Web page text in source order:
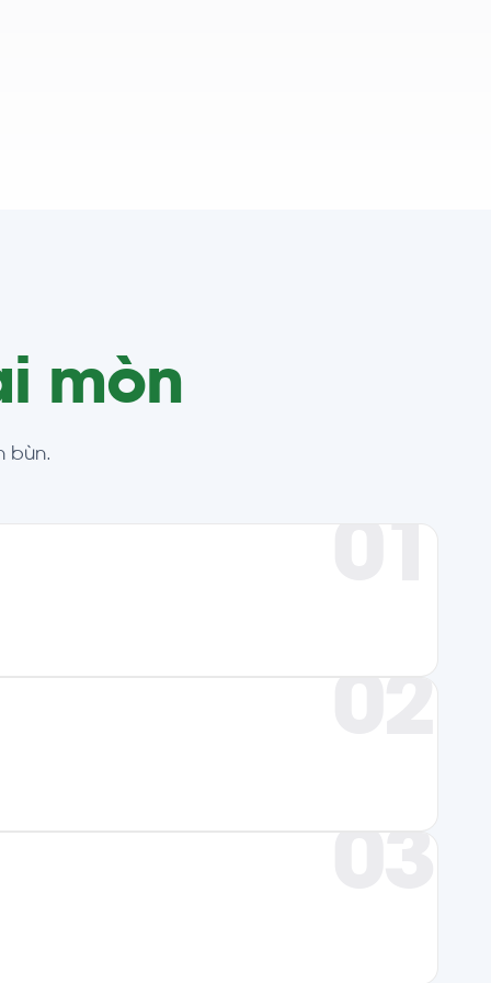
mòn
bùn.